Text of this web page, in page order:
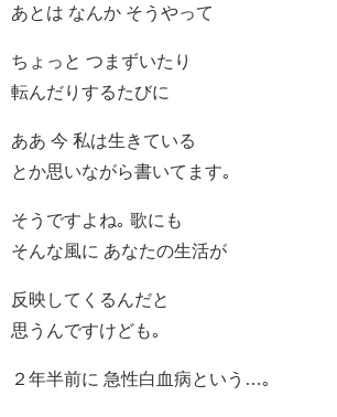
あとは なんか そうやって
ちょっと つまずいたり
転んだりするたびに
ああ 今 私は生きている
とか思いながら書いてます｡
そうですよね｡ 歌にも
そんな風に あなたの生活が
反映してくるんだと
思うんですけども｡
２年半前に 急性白血病という…｡